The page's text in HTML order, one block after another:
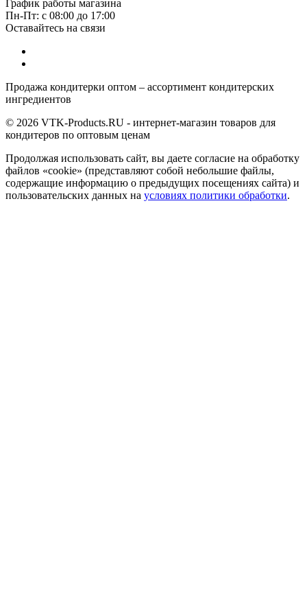
График работы магазина
Пн-Пт: с 08:00 до 17:00
Оставайтесь на связи
Продажа кондитерки оптом – ассортимент кондитерских
ингредиентов
© 2026 VTK-Products.RU - интернет-магазин товаров для
кондитеров по оптовым ценам
Продолжая использовать сайт, вы даете согласие на обработку
файлов «cookie» (представляют собой небольшие файлы,
содержащие информацию о предыдущих посещениях сайта) и
пользовательских данных на условиях политики обработки.